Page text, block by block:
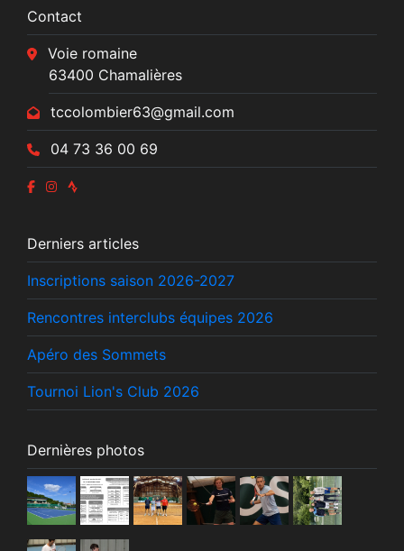
Contact
Voie romaine
63400 Chamalières
tccolombier63@gmail.com
04 73 36 00 69
Derniers articles
Inscriptions saison 2026-2027
Rencontres interclubs équipes 2026
Apéro des Sommets
Tournoi Lion's Club 2026
Dernières photos